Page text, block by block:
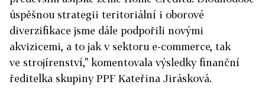
úspěšnou strategii terito­riální i oborové
diverzifikace jsme dále podpořili novými
akvizicemi, a to jak v sektoru e-commerce, tak
ve strojírenství," komentovala výsledky finanční
ředitelka skupiny PPF Kateřina Jirásková.